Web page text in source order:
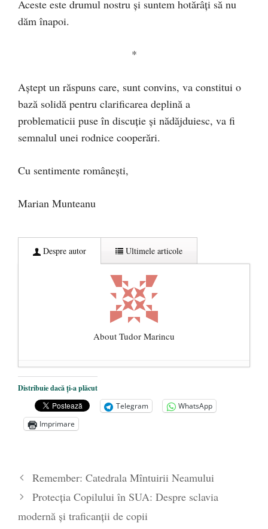
Aceste este drumul nostru și suntem hotărâți să nu
dăm înapoi.
*
Aștept un răspuns care, sunt convins, va constitui o
bază solidă pentru clarificarea deplină a
problematicii puse în discuție și nădăjduiesc, va fi
semnalul unei rodnice cooperări.
Cu sentimente românești,
Marian Munteanu
Despre autor Ultimele articole
About Tudor Marincu
De ce propaganda LGBT nu-și are locul în
unitățile de învățământ
- 17 iunie 2020
Anarhia din SUA e opera stângii radicale
2 iunie 2020
mai 2020
Distribuie dacă ți-a plăcut
Telegram
WhatsApp
Imprimare
Remember: Catedrala Mîntuirii Neamului
Protecția Copilului în SUA: Despre sclavia
modernă și traficanții de copii